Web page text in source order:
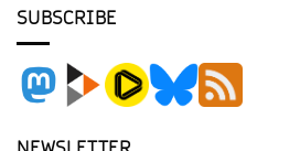
SUBSCRIBE